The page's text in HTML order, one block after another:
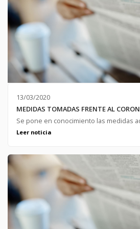
13/03/2020
MEDIDAS TOMADAS FRENTE AL
Se pone en conocimiento las medidas
Ayuntamiento ante el coronavirus COVID-
Leer noticia